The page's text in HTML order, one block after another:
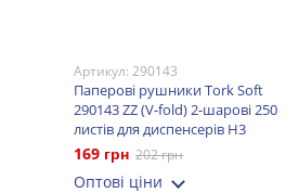
Артикул: 290143
Паперові рушники Tork Soft
290143 ZZ (V-fold) 2-шарові 250
листів для диспенсерів H3
169 грн 202 грн
Оптові ціни